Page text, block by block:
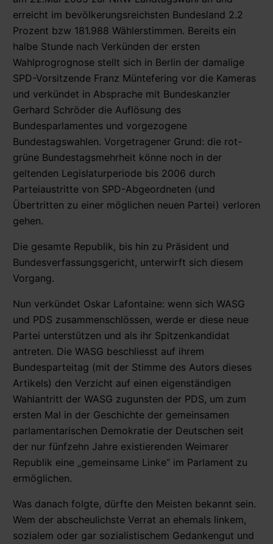
erreicht im bevölkerungsreichsten Bundesland 2.2
Prozent bzw 181.988 Wählerstimmen. Bereits ein
halbe Stunde nach Verkünden der ersten
Wahlprogrognose stellt sich in Berlin der damalige
SPD-Vorsitzende Franz Müntefering vor die Kameras
und verkündet in Absprache mit Bundeskanzler
Gerhard Schröder die Auflösung des
Bundesparlamentes und vorgezogene
Bundestagswahlen. Vorgetragener Grund: die rot-
grüne Bundestagsmehrheit könne noch in der
geltenden Legislaturperiode bis 2006 durch
Parteiaustritte von SPD-Abgeordneten (und
Übertritten zu einer möglichen neuen Partei) verloren
gehen.
Die gesamte Republik, bis hin zu Präsident und
Bundesverfassungsgericht, unterwirft sich diesem
Vorgang.
Nun verkündet Oskar Lafontaine: wenn sich WASG
und PDS zusammenschlössen, werde er diese neue
Partei unterstützen und als ihr Spitzenkandidat
antreten. Die WASG beschliesst auf ihrem
Bundesparteitag (mit der Stimme des Autors dieses
Artikels) den Verzicht auf einen eigenständigen
Wahlantritt der WASG zugunsten der PDS, um zum
ersten Mal in der Geschichte der gemeinsamen
parlamentarischen Demokratie der Deutschen seit
der nur fünfzehn Jahre existierenden Weimarer
Republik eine „gemeinsame Linke“ im Parlament zu
ermöglichen.
Was danach folgte, dürfte den Meisten bekannt sein.
Wem der abscheulichste Verrat an ehemals linkem,
sozialem oder gar sozialistischem Gedankengut und